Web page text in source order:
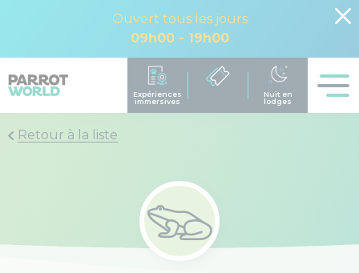
Ouvert tous les jours
09h00 - 19h00
Retour à la liste